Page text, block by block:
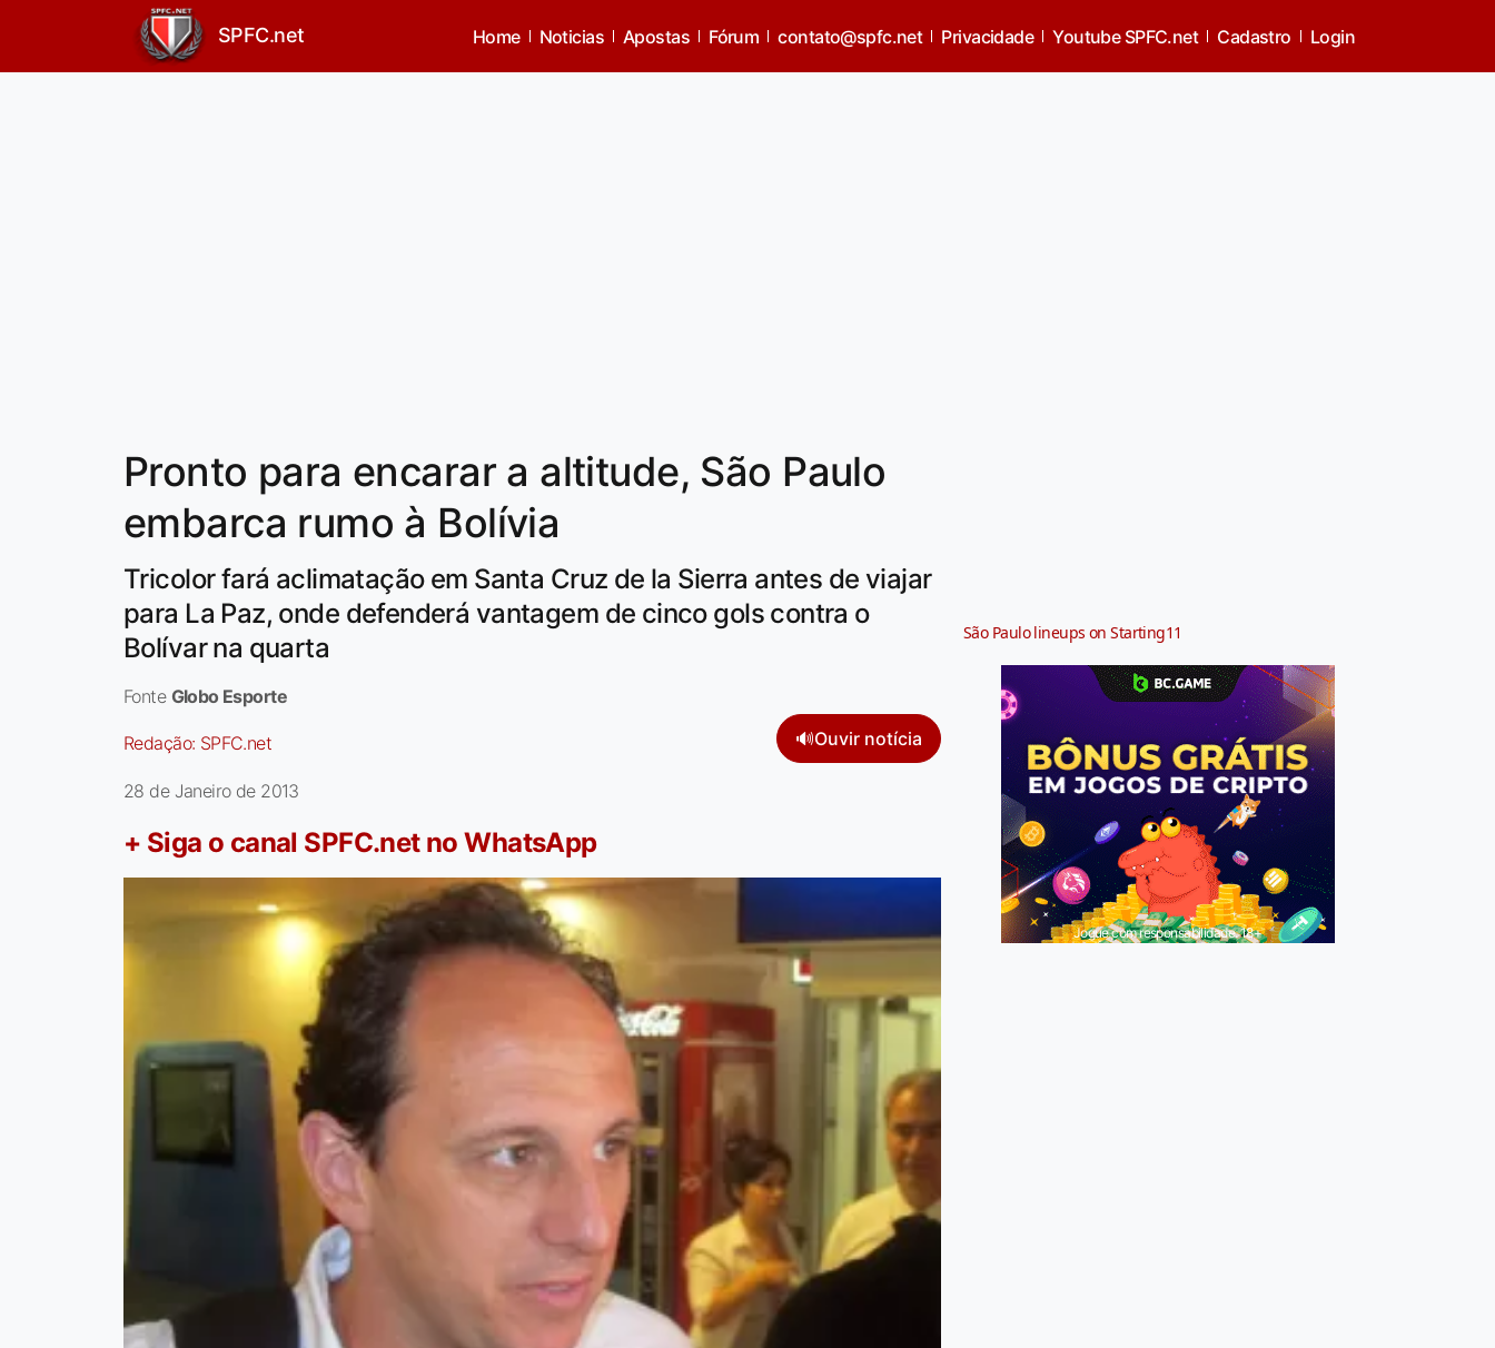
SPFC.net Home Noticias Apostas Fórum contato@spfc.net Privacidade Youtube SPFC.net Cadastro Login
Pronto para encarar a altitude, São Paulo
embarca rumo à Bolívia
Tricolor fará aclimatação em Santa Cruz de la Sierra antes de viajar
para La Paz, onde defenderá vantagem de cinco gols contra o
Bolívar na quarta
Fonte Globo Esporte
Redação: SPFC.net 🔊Ouvir notícia
28 de Janeiro de 2013
+ Siga o canal SPFC.net no WhatsApp
São Paulo lineups on Starting11
Jogue com responsabilidade. 18+